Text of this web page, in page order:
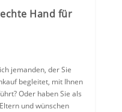
Hand für
jemanden, der Sie
begleitet, mit Ihnen
Oder haben Sie als
und wünschen